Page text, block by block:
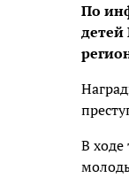
По
детей
В